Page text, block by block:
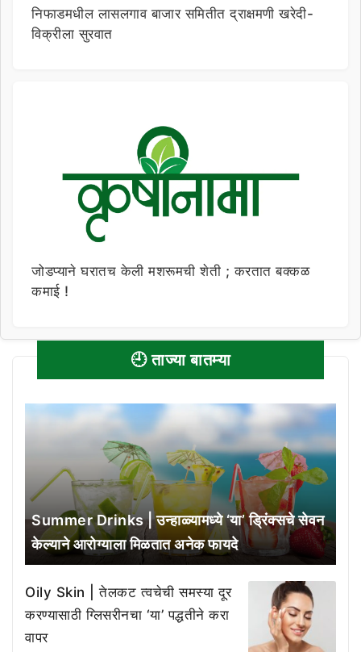
निफाडमधील लासलगाव बाजार समितीत द्राक्षमणी खरेदी-
विक्रीला सुरवात
जोडप्याने घरातच केली मशरूमची शेती ; करतात बक्कळ
कमाई !
🕘 ताज्या बातम्या
Summer Drinks | उन्हाळ्यामध्ये ‘या’ ड्रिंक्सचे सेवन
केल्याने आरोग्याला मिळतात अनेक फायदे
Oily Skin | तेलकट त्वचेची समस्या दूर
करण्यासाठी ग्लिसरीनचा ‘या’ पद्धतीने करा
वापर